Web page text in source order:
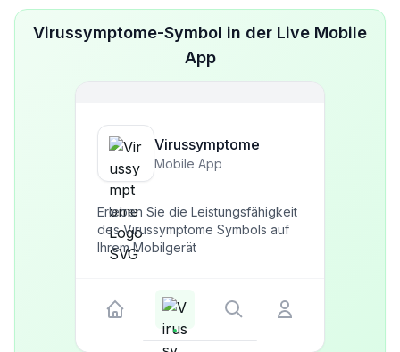
Virussymptome-Symbol in der Live Mobile
App
Virussymptome
Mobile App
Erleben Sie die Leistungsfähigkeit
des Virussymptome Symbols auf
Ihrem Mobilgerät